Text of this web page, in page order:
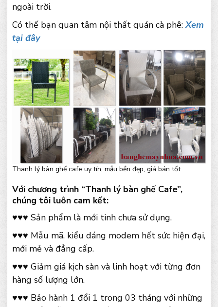
ngoài trời.
Có thế bạn quan tâm nội thất quán cà phê:Xem
tại đây
Thanh lý bàn ghế cafe uy tín, mẫu bền đẹp, giá bán tốt
Với chương trình “Thanh lý bàn ghế Cafe”,
chúng tôi luôn cam kết:
♥♥♥ Sản phẩm là mới tinh chưa sử dụng.
♥♥♥ Mẫu mã, kiểu dáng modem hết sức hiện đại,
mới mẻ và đẳng cấp.
♥♥♥ Giảm giá kịch sàn và linh hoạt với từng đơn
hàng số lượng lớn.
♥♥♥ Bảo hành 1 đổi 1 trong 03 tháng với những